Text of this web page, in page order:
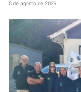
5 de agosto de 2026